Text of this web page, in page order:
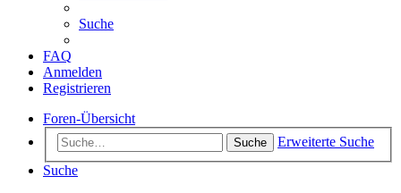
Suche
FAQ
Anmelden
Registrieren
Foren-Übersicht
Suche
Erweiterte Suche
Suche